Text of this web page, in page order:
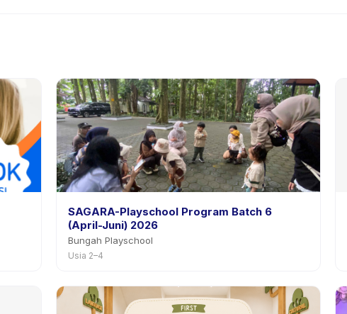
SAGARA-Playschool Program Batch 6
(April-Juni) 2026
Bungah Playschool
Usia 2–4